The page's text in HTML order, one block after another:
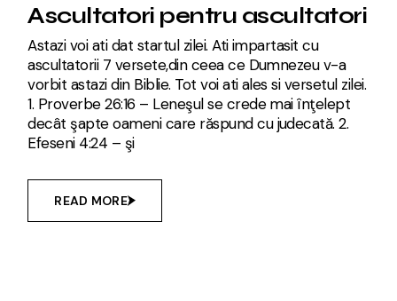
Ascultatori pentru ascultatori
Astazi voi ati dat startul zilei. Ati impartasit cu
ascultatorii 7 versete,din ceea ce Dumnezeu v-a
vorbit astazi din Biblie. Tot voi ati ales si versetul zilei.
1. Proverbe 26:16 – Leneşul se crede mai înţelept
decât şapte oameni care răspund cu judecată. 2.
Efeseni 4:24 – şi
READ MORE